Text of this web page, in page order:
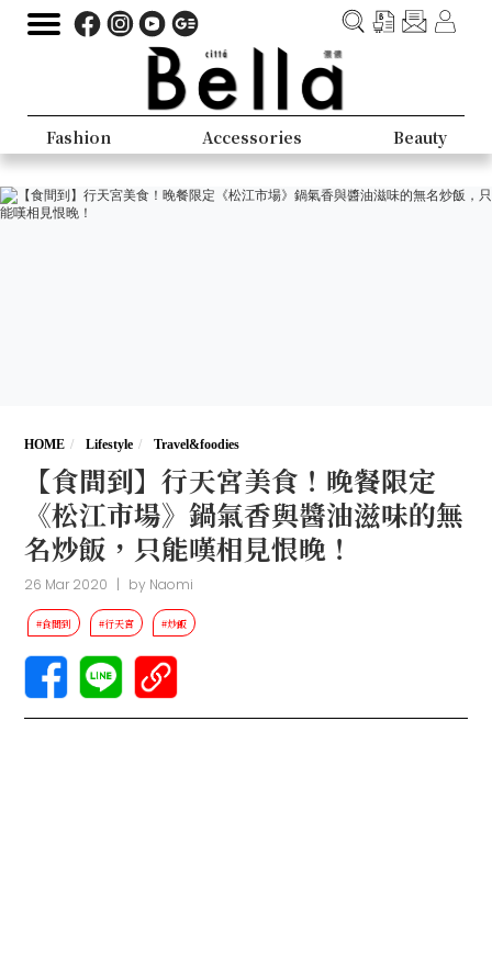
Fashion Accessories Beauty
HOME Lifestyle Travel&foodies
【食間到】行天宮美食！晚餐限定
《松江市場》鍋氣香與醬油滋味的無
名炒飯，只能嘆相見恨晚！
26 Mar 2020 | by Naomi
#食間到 #行天宮 #炒飯